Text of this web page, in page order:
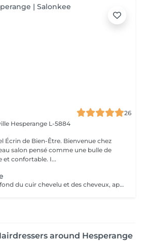
26
Hesperange L-5884
Bien-Être. Bienvenue chez
salon pensé comme une bulle de
et confortable. I...
Soin et massage profond du cuir chevelu et des cheveux, après le soins un brushing ou séchage naturelle .
around Hesperange